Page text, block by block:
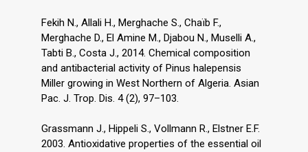
Fekih N., Allali H., Merghache S., Chaïb F.,
Merghache D., El Amine M., Djabou N., Muselli A.,
Tabti B., Costa J., 2014. Chemical composition
and antibacterial activity of Pinus halepensis
Miller growing in West Northern of Algeria. Asian
Pac. J. Trop. Dis. 4 (2), 97–103.
Grassmann J., Hippeli S., Vollmann R., Elstner E.F.
2003. Antioxidative properties of the essential oil